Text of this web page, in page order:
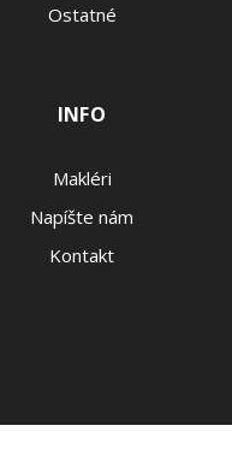
Ostatné
INFO
Makléri
Napíšte nám
Kontakt